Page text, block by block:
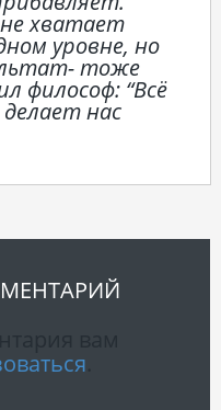
хватает
уровне, но
тоже
философ: “Всё
нас